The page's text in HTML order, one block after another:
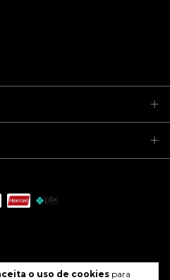
o uso de cookies para
- 04607460000133 - 2026.